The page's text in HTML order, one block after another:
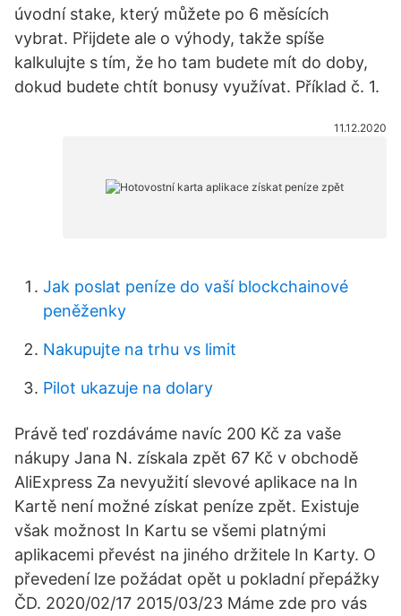
úvodní stake, který můžete po 6 měsících
vybrat. Přijdete ale o výhody, takže spíše
kalkulujte s tím, že ho tam budete mít do doby,
dokud budete chtít bonusy využívat. Příklad č. 1.
11.12.2020
Jak poslat peníze do vaší blockchainové
peněženky
Nakupujte na trhu vs limit
Pilot ukazuje na dolary
Právě teď rozdáváme navíc 200 Kč za vaše
nákupy Jana N. získala zpět 67 Kč v obchodě
AliExpress Za nevyužití slevové aplikace na In
Kartě není možné získat peníze zpět. Existuje
však možnost In Kartu se všemi platnými
aplikacemi převést na jiného držitele In Karty. O
převedení lze požádat opět u pokladní přepážky
ČD. 2020/02/17 2015/03/23 Máme zde pro vás